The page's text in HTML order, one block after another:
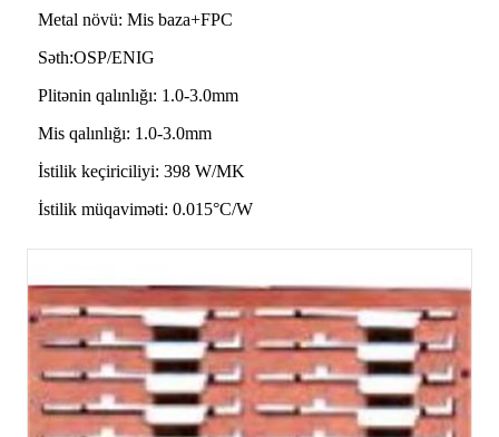
Metal növü: Mis baza+FPC
Səth:OSP/ENIG
Plitənin qalınlığı: 1.0-3.0mm
Mis qalınlığı: 1.0-3.0mm
İstilik keçiriciliyi: 398 W/MK
İstilik müqaviməti: 0.015°C/W